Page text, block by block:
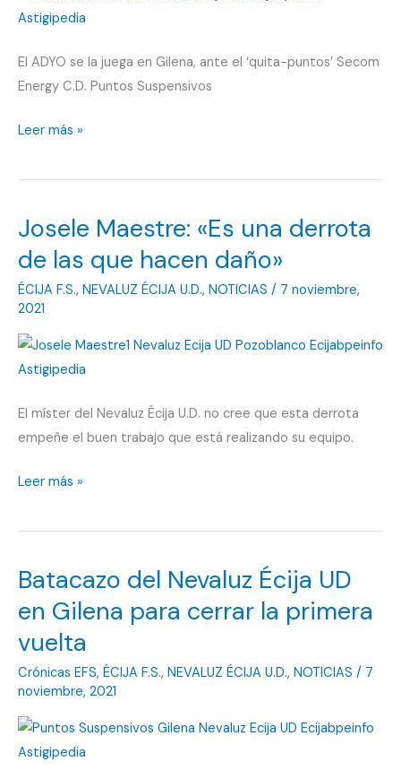
para
la
distancia
El ADYO se la juega en Gilena, ante el ‘quita-puntos’ Secom
Energy C.D. Puntos Suspensivos
Mucha
por
para
los
de
comarca
Leer más »
Josele Maestre: «Es una derrota
de las que hacen daño»
ÉCIJA F.S., NEVALUZ ÉCIJA U.D., NOTICIAS / 7 noviembre,
2021
El míster del Nevaluz Écija U.D. no cree que esta derrota
empeñe el buen trabajo que está realizando su equipo.
Josele
«Es
derrota
que
hacen
daño»
Leer más »
Batacazo del Nevaluz Écija UD
en Gilena para cerrar la primera
vuelta
Crónicas EFS, ÉCIJA F.S., NEVALUZ ÉCIJA U.D., NOTICIAS / 7
noviembre, 2021